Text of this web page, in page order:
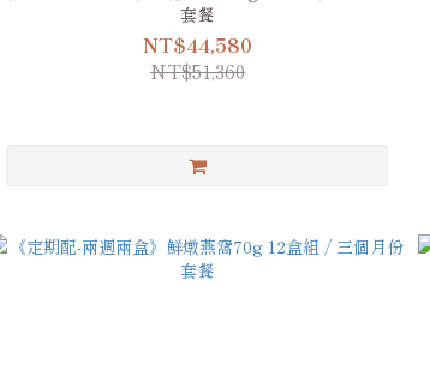
套餐
NT$44,580
NT$51,360